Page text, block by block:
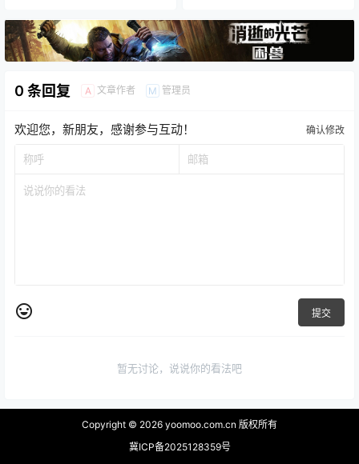
0 条回复 A 文章作者 M 管理员
欢迎您，新朋友，感谢参与互动！ 确认修改
提交
暂无讨论，说说你的看法吧
Copyright © 2026 yoomoo.com.cn 版权所有
冀ICP备2025128359号